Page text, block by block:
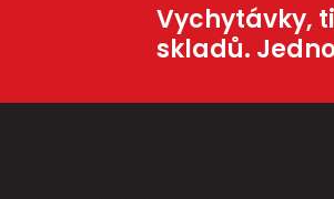
Vychytávky,
skladů.